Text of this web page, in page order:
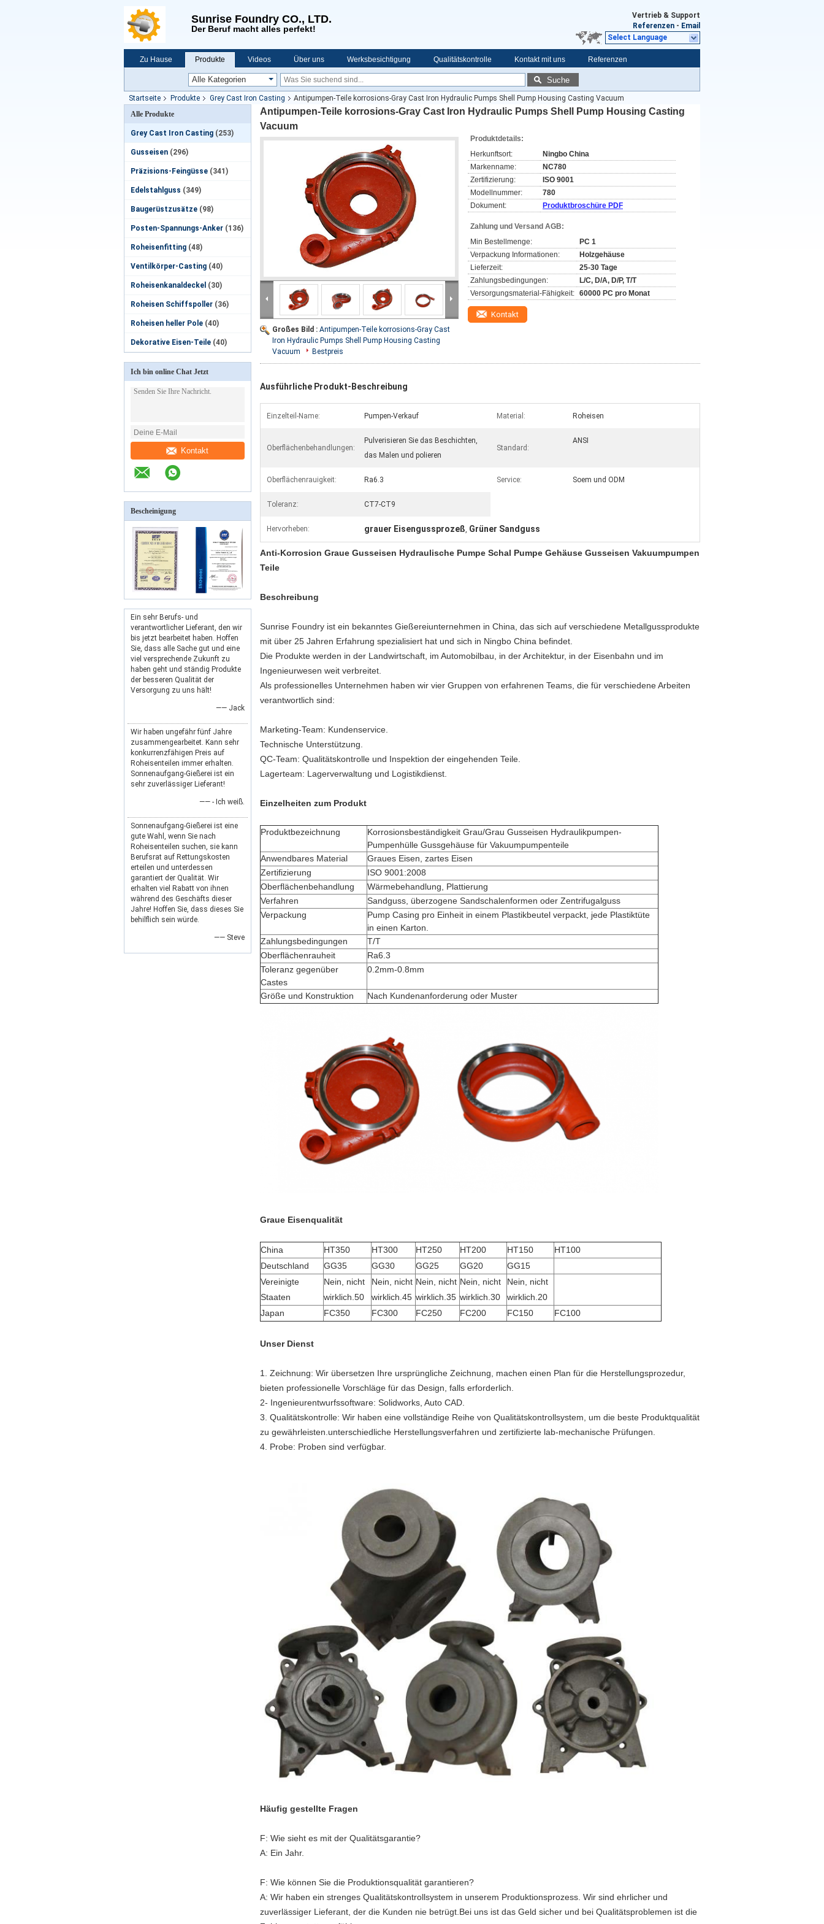
Sunrise Foundry CO., LTD.
Der Beruf macht alles perfekt!
Vertrieb & Support
Referenzen - Email
Select Language
Zu Hause Produkte Videos Über uns Werksbesichtigung Qualitätskontrolle Kontakt mit uns Referenzen
Suche
Startseite Produkte Grey Cast Iron Casting
Antipumpen-Teile korrosions-Gray Cast Iron Hydraulic Pumps Shell Pump Housing Casting Vacuum
Alle Produkte
Grey Cast Iron Casting (253)
Gusseisen (296)
Präzisions-Feingüsse (341)
Edelstahlguss (349)
Baugerüstzusätze (98)
Posten-Spannungs-Anker (136)
Roheisenfitting (48)
Ventilkörper-Casting (40)
Roheisenkanaldeckel (30)
Roheisen Schiffspoller (36)
Roheisen heller Pole (40)
Dekorative Eisen-Teile (40)
Ich bin online Chat Jetzt
Kontakt
Bescheinigung
Ein sehr Berufs- und
verantwortlicher Lieferant, den wir
bis jetzt bearbeitet haben. Hoffen
Sie, dass alle Sache gut und eine
viel versprechende Zukunft zu
haben geht und ständig Produkte
der besseren Qualität der
Versorgung zu uns hält!
—— Jack
Wir haben ungefähr fünf Jahre
zusammengearbeitet. Kann sehr
konkurrenzfähigen Preis auf
Roheisenteilen immer erhalten.
Sonnenaufgang-Gießerei ist ein
sehr zuverlässiger Lieferant!
—— - Ich weiß.
Sonnenaufgang-Gießerei ist eine
gute Wahl, wenn Sie nach
Roheisenteilen suchen, sie kann
Berufsrat auf Rettungskosten
erteilen und unterdessen
garantiert der Qualität. Wir
erhalten viel Rabatt von ihnen
während des Geschäfts dieser
Jahre! Hoffen Sie, dass dieses Sie
behilflich sein würde.
—— Steve
Antipumpen-Teile korrosions-Gray Cast Iron Hydraulic Pumps Shell Pump Housing Casting
Vacuum
Großes Bild : Antipumpen-Teile korrosions-Gray Cast
Iron Hydraulic Pumps Shell Pump Housing Casting
Vacuum
Bestpreis
Produktdetails:
Herkunftsort:
Ningbo China
Markenname:
NC780
Zertifizierung:
ISO 9001
Modellnummer:
780
Dokument:
Produktbroschüre PDF
Zahlung und Versand AGB:
Min Bestellmenge:
PC 1
Verpackung Informationen:
Holzgehäuse
Lieferzeit:
25-30 Tage
Zahlungsbedingungen:
L/C, D/A, D/P, T/T
Versorgungsmaterial-Fähigkeit: 60000 PC pro Monat
Kontakt
Ausführliche Produkt-Beschreibung
Einzelteil-Name: Pumpen-Verkauf Material: Roheisen
Oberflächenbehandlungen:
Pulverisieren Sie das Beschichten,
das Malen und polieren
Standard:
ANSI
Oberflächenrauigkeit: Ra6.3 Service: Soem und ODM
Toleranz: CT7-CT9
Hervorheben: grauer Eisengussprozeß, Grüner Sandguss
Anti-Korrosion Graue Gusseisen Hydraulische Pumpe Schal Pumpe Gehäuse Gusseisen Vakuumpumpen
Teile
Beschreibung
Sunrise Foundry ist ein bekanntes Gießereiunternehmen in China, das sich auf verschiedene Metallgussprodukte
mit über 25 Jahren Erfahrung spezialisiert hat und sich in Ningbo China befindet.
Die Produkte werden in der Landwirtschaft, im Automobilbau, in der Architektur, in der Eisenbahn und im
Ingenieurwesen weit verbreitet.
Als professionelles Unternehmen haben wir vier Gruppen von erfahrenen Teams, die für verschiedene Arbeiten
verantwortlich sind:
Marketing-Team: Kundenservice.
Technische Unterstützung.
QC-Team: Qualitätskontrolle und Inspektion der eingehenden Teile.
Lagerteam: Lagerverwaltung und Logistikdienst.
Einzelheiten zum Produkt
Produktbezeichnung
Korrosionsbeständigkeit Grau/Grau Gusseisen Hydraulikpumpen-
Pumpenhülle Gussgehäuse für Vakuumpumpenteile
Anwendbares Material
Graues Eisen, zartes Eisen
Zertifizierung
ISO 9001:2008
Oberflächenbehandlung
Wärmebehandlung, Plattierung
Verfahren
Sandguss, überzogene Sandschalenformen oder Zentrifugalguss
Verpackung
Pump Casing pro Einheit in einem Plastikbeutel verpackt, jede Plastiktüte
in einen Karton.
Zahlungsbedingungen
T/T
Oberflächenrauheit
Ra6.3
Toleranz gegenüber
Castes
0.2mm-0.8mm
Größe und Konstruktion Nach Kundenanforderung oder Muster
Graue Eisenqualität
China HT350 HT300 HT250 HT200 HT150
HT100
Deutschland
GG35 GG30 GG25 GG20
GG15
Vereinigte
Staaten
Nein, nicht
wirklich.50
Nein, nicht
wirklich.45
Nein, nicht
wirklich.35
Nein, nicht
wirklich.30
Nein, nicht
wirklich.20
Japan
FC350 FC300 FC250 FC200 FC150 FC100
Unser Dienst
1. Zeichnung: Wir übersetzen Ihre ursprüngliche Zeichnung, machen einen Plan für die Herstellungsprozedur,
bieten professionelle Vorschläge für das Design, falls erforderlich.
2- Ingenieurentwurfssoftware: Solidworks, Auto CAD.
3. Qualitätskontrolle: Wir haben eine vollständige Reihe von Qualitätskontrollsystem, um die beste Produktqualität
zu gewährleisten.unterschiedliche Herstellungsverfahren und zertifizierte lab-mechanische Prüfungen.
4. Probe: Proben sind verfügbar.
Häufig gestellte Fragen
F: Wie sieht es mit der Qualitätsgarantie?
A: Ein Jahr.
F: Wie können Sie die Produktionsqualität garantieren?
A: Wir haben ein strenges Qualitätskontrollsystem in unserem Produktionsprozess. Wir sind ehrlicher und
zuverlässiger Lieferant, der die Kunden nie betrügt.Bei uns ist das Geld sicher und bei Qualitätsproblemen ist die